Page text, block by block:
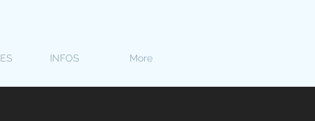
INFOS More